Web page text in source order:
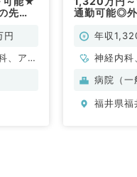
先
円
、アレ
通勤可能◎外
勤）年収
神経内科
脳神経外
環器内科
全般、
病院（一
福井県福